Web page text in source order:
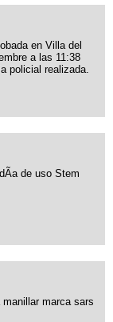
en Villa del
a las 11:38
policial realizada.
de uso Stem
marca sars